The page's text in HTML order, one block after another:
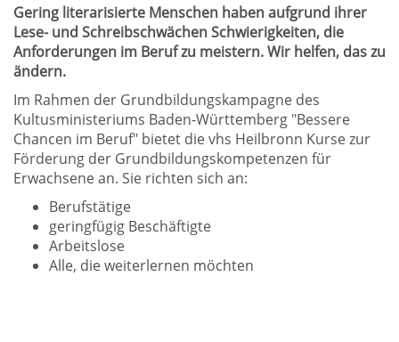
Gering literarisierte Menschen haben aufgrund ihrer
Lese- und Schreibschwächen Schwierigkeiten, die
Anforderungen im Beruf zu meistern. Wir helfen, das zu
ändern.
Im Rahmen der Grundbildungskampagne des
Kultusministeriums Baden-Württemberg "Bessere
Chancen im Beruf" bietet die vhs Heilbronn Kurse zur
Förderung der Grundbildungskompetenzen für
Erwachsene an. Sie richten sich an:
Berufstätige
geringfügig Beschäftigte
Arbeitslose
Alle, die weiterlernen möchten